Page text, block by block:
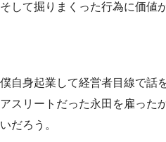
そして掘りまくった行為に価値
僕自身起業して経営者目線で話
アスリートだった永田を雇った
いだろう。